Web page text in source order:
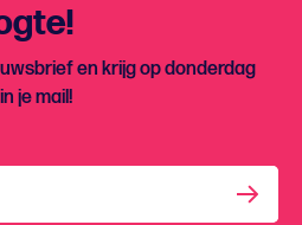
en krijg op donderdag
je mail!